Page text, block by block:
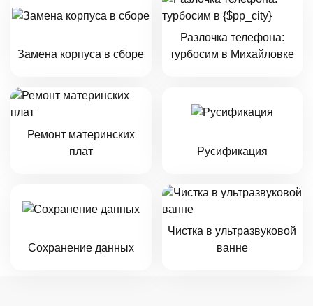
Замена корпуса в сборе
Разлочка телефона:
турбосим в Михайловке
Ремонт материнских
плат
Русификация
Сохранение данных
Чистка в ультразвуковой
ванне